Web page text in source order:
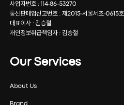
사업자번호 : 114-86-53270
통신판매업신고번호 : 제2015-서울서초-0615호
대표이사 : 김승철
개인정보취급책임자 : 김승철
Our Services
About Us
Brand